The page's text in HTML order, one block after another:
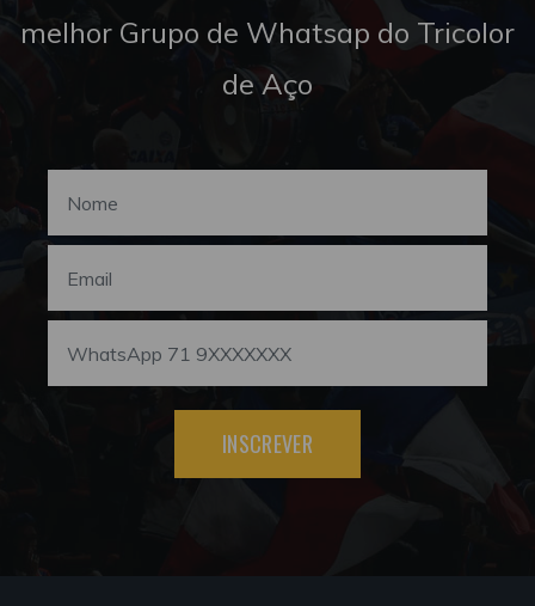
melhor Grupo de Whatsap do Tricolor
de Aço
INSCREVER